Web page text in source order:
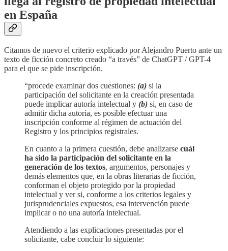
en España
Citamos de nuevo el criterio explicado por Alejandro Puerto ante un
texto de ficción concreto creado “a través” de ChatGPT / GPT-4
para el que se pide inscripción.
“procede examinar dos cuestiones: (a) si la
participación del solicitante en la creación presentada
puede implicar autoría intelectual y (b) si, en caso de
admitir dicha autoría, es posible efectuar una
inscripción conforme al régimen de actuación del
Registro y los principios registrales.
En cuanto a la primera cuestión, debe analizarse cuál
ha sido la participación del solicitante en la
generación de los textos, argumentos, personajes y
demás elementos que, en la obras literarias de ficción,
conforman el objeto protegido por la propiedad
intelectual y ver si, conforme a los criterios legales y
jurisprudenciales expuestos, esa intervención puede
implicar o no una autoría intelectual.
Atendiendo a las explicaciones presentadas por el
solicitante, cabe concluir lo siguiente: